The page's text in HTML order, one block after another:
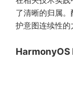
了清晰的归属。
护意图连续性
HarmonyOS